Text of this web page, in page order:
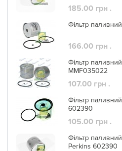
185.00 грн .
Фільтр
166.00 грн .
Фільтр
MMF035022
107.00 грн .
Фільтр
602390
105.00 грн .
Фільтр
Perkins 602390